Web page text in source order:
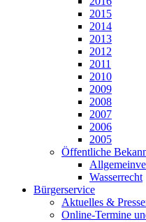
2015
2014
2013
2012
2011
2010
2009
2008
2007
2006
2005
Öffentliche
Wasserrecht
Bürgerservice
Aktuelles &
Online-Termine